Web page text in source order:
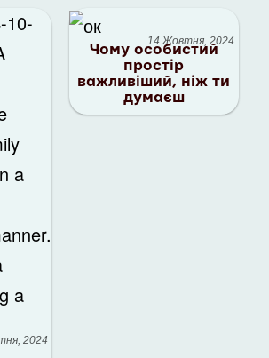
2024
14 Жовтня, 2024
Чому особистий
простір
важливіший, ніж ти
думаєш